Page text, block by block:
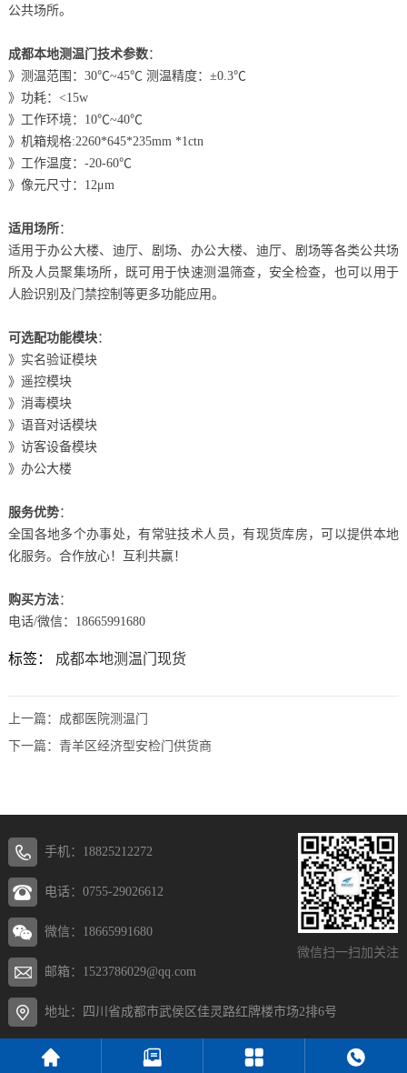
公共场所。
成都本地测温门技术参数：
》测温范围：30℃~45℃ 测温精度：±0.3℃
》功耗：<15w
》工作环境：10℃~40℃
》机箱规格:2260*645*235mm *1ctn
》工作温度：-20-60℃
》像元尺寸：12μm
适用场所：
适用于办公大楼、迪厅、剧场、办公大楼、迪厅、剧场等各类公共场
所及人员聚集场所，既可用于快速测温筛查，安全检查，也可以用于
人脸识别及门禁控制等更多功能应用。
可选配功能模块：
》实名验证模块
》遥控模块
》消毒模块
》语音对话模块
》访客设备模块
》办公大楼
服务优势：
全国各地多个办事处，有常驻技术人员，有现货库房，可以提供本地
化服务。合作放心！互利共赢！
购买方法：
电话/微信：18665991680
标签： 成都本地测温门现货
上一篇： 成都医院测温门
下一篇： 青羊区经济型安检门供货商
微信扫一扫加关注
手机：18825212272
电话：0755-29026612
微信：18665991680
邮箱：1523786029@qq.com
地址：四川省成都市武侯区佳灵路红牌楼市场2排6号